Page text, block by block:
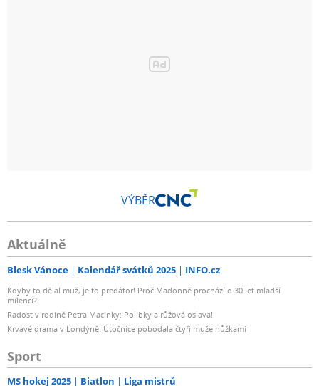
VÝBĚR
Aktuálně
Blesk Vánoce Kalendář svátků 2025 INFO.cz
Kdyby to dělal muž, je to predátor! Proč Madonně prochází o 30 let mladší
milenci?
Radost v rodině Petra Macinky: Polibky a růžová oslava!
Krvavé drama v Londýně: Útočnice pobodala čtyři muže nůžkami
Sport
MS hokej 2025 Biatlon Liga mistrů